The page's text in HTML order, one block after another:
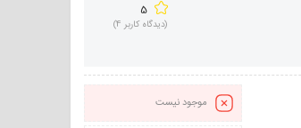
5
(دیدگاه کاربر 4
)
موجود نیست